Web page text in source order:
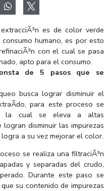
es de color verde
humano, es por esto
con el cual se pasa
apto para el consumo.
de 5 pasos que se
busca lograr disminuir el
para este proceso se
la cual se eleva a altas
disminuir las impurezas
a su vez mejorar el color.
se realiza una filtraciÃ³n
y separadas del crudo,
Durante este paso se
su contenido de impurezas